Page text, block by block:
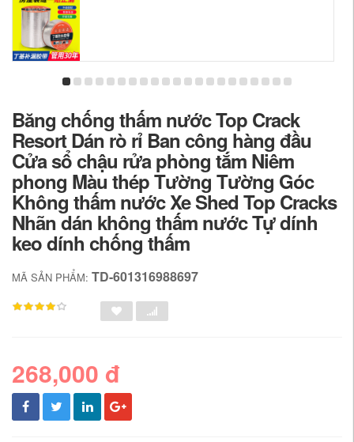
Băng chống thấm nước Top Crack
Resort Dán rò rỉ Ban công hàng đầu
Cửa sổ chậu rửa phòng tắm Niêm
phong Màu thép Tường Tường Góc
Không thấm nước Xe Shed Top Cracks
Nhãn dán không thấm nước Tự dính
keo dính chống thấm
MÃ SẢN PHẨM: TD-601316988697
268,000 đ